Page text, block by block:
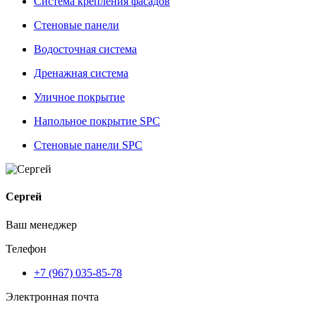
Стеновые панели
Водосточная система
Дренажная система
Уличное покрытие
Напольное покрытие SPC
Стеновые панели SPC
Сергей
Ваш менеджер
Телефон
+7 (967) 035-85-78
Электронная почта